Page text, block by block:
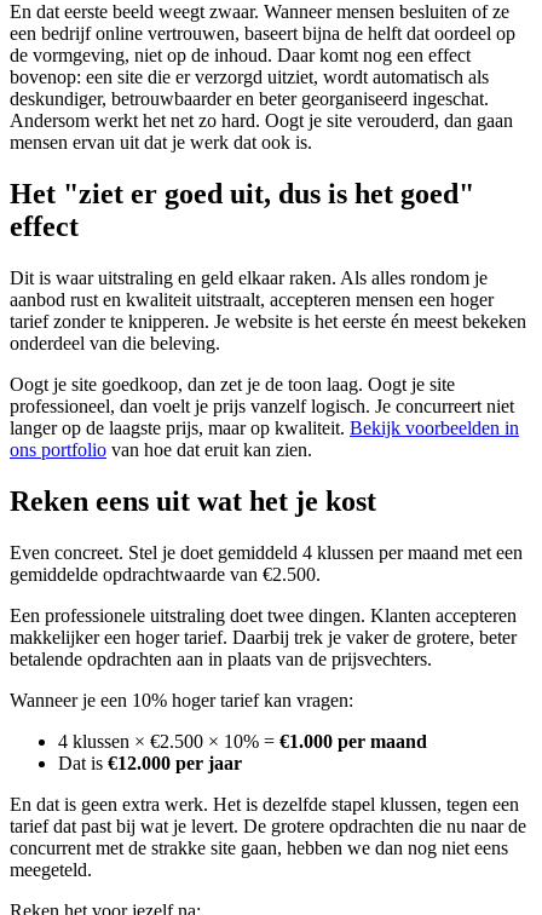
En dat eerste beeld weegt zwaar. Wanneer mensen besluiten of ze
een bedrijf online vertrouwen, baseert bijna de helft dat oordeel op
de vormgeving, niet op de inhoud. Daar komt nog een effect
bovenop: een site die er verzorgd uitziet, wordt automatisch als
deskundiger, betrouwbaarder en beter georganiseerd ingeschat.
Andersom werkt het net zo hard. Oogt je site verouderd, dan gaan
mensen ervan uit dat je werk dat ook is.
Het "ziet er goed uit, dus is het goed"
effect
Dit is waar uitstraling en geld elkaar raken. Als alles rondom je
aanbod rust en kwaliteit uitstraalt, accepteren mensen een hoger
tarief zonder te knipperen. Je website is het eerste én meest bekeken
onderdeel van die beleving.
Oogt je site goedkoop, dan zet je de toon laag. Oogt je site
professioneel, dan voelt je prijs vanzelf logisch. Je concurreert niet
langer op de laagste prijs, maar op kwaliteit. Bekijk voorbeelden in
ons portfolio van hoe dat eruit kan zien.
Reken eens uit wat het je kost
Even concreet. Stel je doet gemiddeld 4 klussen per maand met een
gemiddelde opdrachtwaarde van €2.500.
Een professionele uitstraling doet twee dingen. Klanten accepteren
makkelijker een hoger tarief. Daarbij trek je vaker de grotere, beter
betalende opdrachten aan in plaats van de prijsvechters.
Wanneer je een 10% hoger tarief kan vragen:
4 klussen × €2.500 × 10% = €1.000 per maand
Dat is €12.000 per jaar
En dat is geen extra werk. Het is dezelfde stapel klussen, tegen een
tarief dat past bij wat je levert. De grotere opdrachten die nu naar de
concurrent met de strakke site gaan, hebben we dan nog niet eens
meegeteld.
Reken het voor jezelf na: